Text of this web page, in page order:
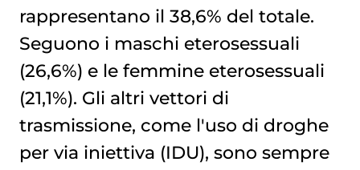
rappresentano il 38,6% del totale.
Seguono i maschi eterosessuali
(26,6%) e le femmine eterosessuali
(21,1%). Gli altri vettori di
trasmissione, come l'uso di droghe
per via iniettiva (IDU), sono sempre